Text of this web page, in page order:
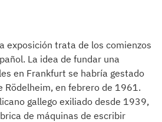
exposición trata de los comienzos
La idea de fundar una
en Frankfurt se habría gestado
Rödelheim, en febrero de 1961.
gallego exiliado desde 1939,
de máquinas de escribir